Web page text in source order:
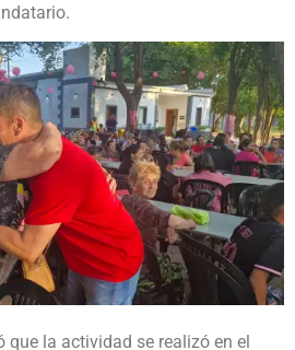
que la actividad se realizó en el